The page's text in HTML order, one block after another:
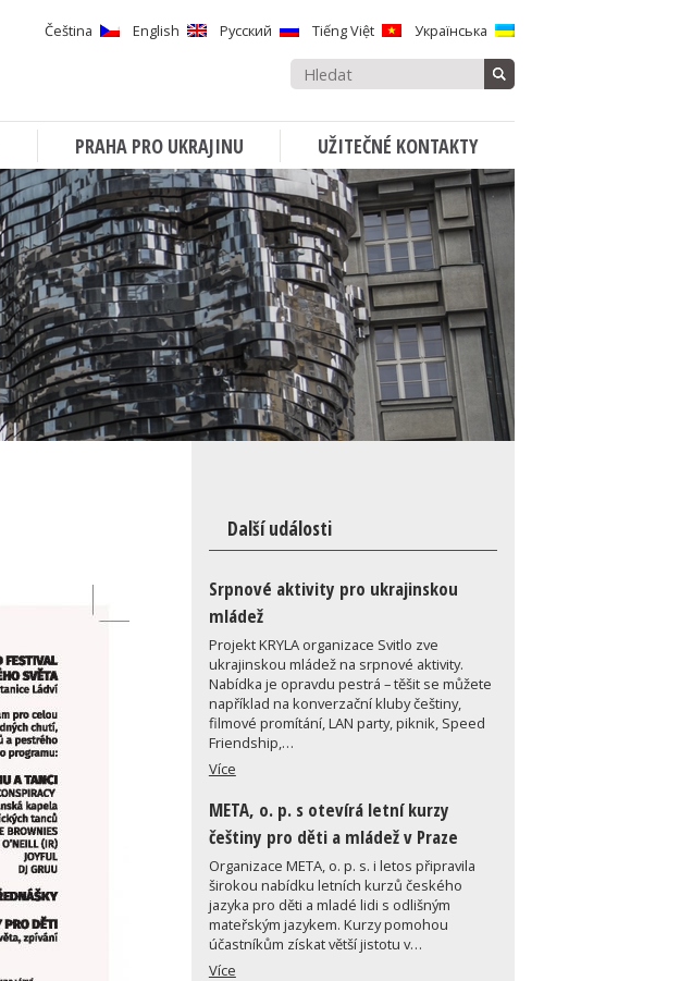
Čeština English Русский Tiếng Việt Українська
PRAHA PRO UKRAJINU UŽITEČNÉ KONTAKTY
Další události
Srpnové aktivity pro ukrajinskou
mládež
Projekt KRYLA organizace Svitlo zve
ukrajinskou mládež na srpnové aktivity.
Nabídka je opravdu pestrá – těšit se můžete
například na konverzační kluby češtiny,
filmové promítání, LAN party, piknik, Speed
Friendship,…
Více
META, o. p. s otevírá letní kurzy
češtiny pro děti a mládež v Praze
Organizace META, o. p. s. i letos připravila
širokou nabídku letních kurzů českého
jazyka pro děti a mladé lidi s odlišným
mateřským jazykem. Kurzy pomohou
účastníkům získat větší jistotu v…
Více